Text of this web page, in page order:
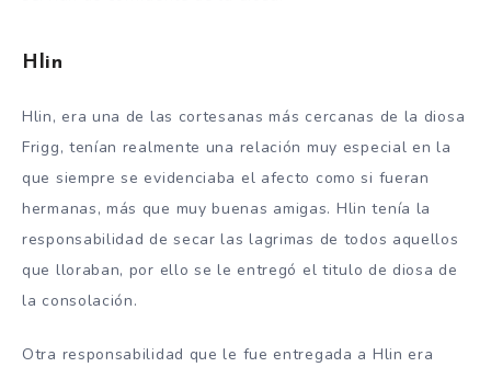
Hlin
Hlin, era una de las cortesanas más cercanas de la diosa
Frigg, tenían realmente una relación muy especial en la
que siempre se evidenciaba el afecto como si fueran
hermanas, más que muy buenas amigas. Hlin tenía la
responsabilidad de secar las lagrimas de todos aquellos
que lloraban, por ello se le entregó el titulo de diosa de
la consolación.
Otra responsabilidad que le fue entregada a Hlin era